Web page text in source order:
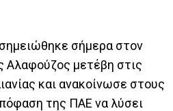
σήμερα στον
Αλαφούζος μετέβη στις
και ανακοίνωσε στους
της ΠΑΕ να λύσει